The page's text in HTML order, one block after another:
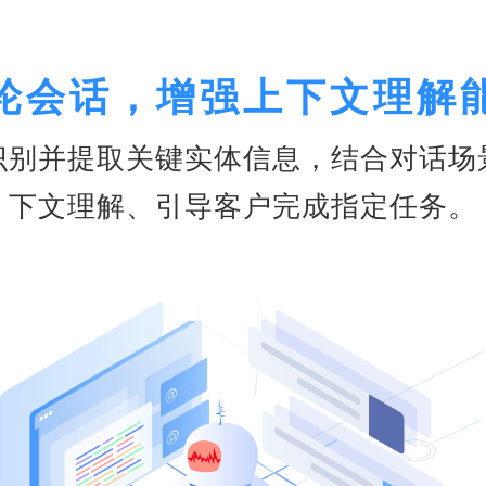
会话，增强上下文理解
别并提取关键实体信息，结合对话场
下文理解、引导客户完成指定任务。